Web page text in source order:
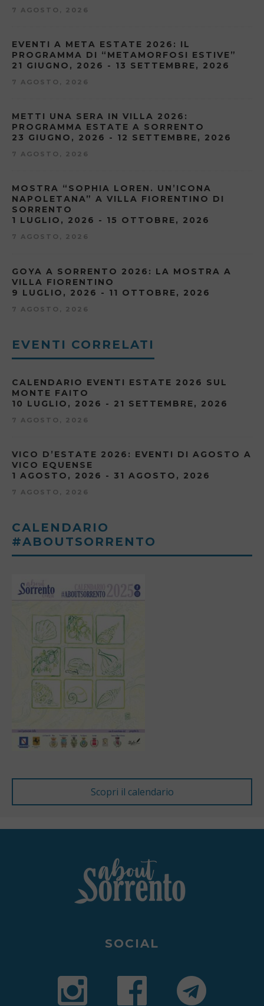
7 AGOSTO, 2026
EVENTI A META ESTATE 2026: IL
PROGRAMMA DI “METAMORFOSI ESTIVE”
21 GIUGNO, 2026 - 13 SETTEMBRE, 2026
7 AGOSTO, 2026
METTI UNA SERA IN VILLA 2026:
PROGRAMMA ESTATE A SORRENTO
23 GIUGNO, 2026 - 12 SETTEMBRE, 2026
7 AGOSTO, 2026
MOSTRA “SOPHIA LOREN. UN’ICONA
NAPOLETANA” A VILLA FIORENTINO DI
SORRENTO
1 LUGLIO, 2026 - 15 OTTOBRE, 2026
7 AGOSTO, 2026
GOYA A SORRENTO 2026: LA MOSTRA A
VILLA FIORENTINO
9 LUGLIO, 2026 - 11 OTTOBRE, 2026
7 AGOSTO, 2026
EVENTI CORRELATI
CALENDARIO EVENTI ESTATE 2026 SUL
MONTE FAITO
10 LUGLIO, 2026 - 21 SETTEMBRE, 2026
7 AGOSTO, 2026
VICO D’ESTATE 2026: EVENTI DI AGOSTO A
VICO EQUENSE
1 AGOSTO, 2026 - 31 AGOSTO, 2026
7 AGOSTO, 2026
CALENDARIO
#ABOUTSORRENTO
SOCIAL